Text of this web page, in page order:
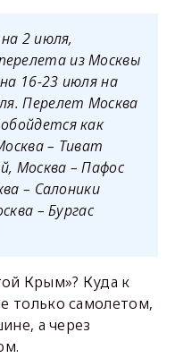
2 июля,
из Москвы
16-23 июля на
Перелет Москва
как
– Тиват
Москва – Пафос
– Салоники
– Бургас
Крым»? Куда к
только самолетом,
а через